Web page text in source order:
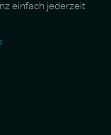
einfach jederzeit